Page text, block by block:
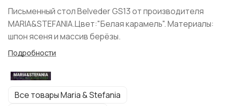
Письменный стол Belveder GS13 от производителя
MARIA&STEFANIA.Цвет:"Белая карамель". Материалы:
шпон ясеня и массив берёзы.
Подробности
Все товары Maria & Stefania